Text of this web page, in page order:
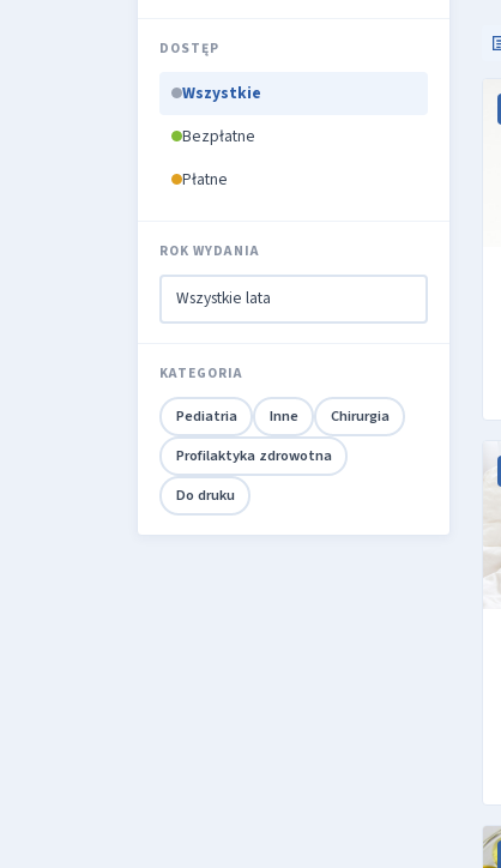
DOSTĘP
Wszystkie
Bezpłatne
Płatne
ROK WYDANIA
KATEGORIA
Pediatria Inne
Chirurgia
Profilaktyka zdrowotna
Do druku